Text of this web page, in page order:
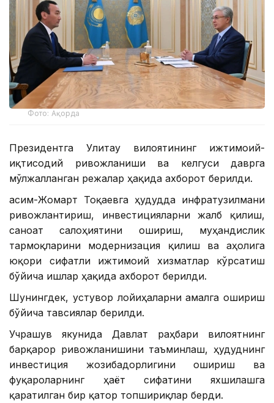
Фото: Ақорда
Президентга Улитау вилоятининг ижтимоий-
иқтисодий ривожланиши ва келгуси даврга
мўлжалланган режалар ҳақида ахборот берилди.
Қасим-Жомарт Тоқаевга ҳудудда инфратузилмани
ривожлантириш, инвестицияларни жалб қилиш,
саноат салоҳиятини ошириш, муҳандислик
тармоқларини модернизация қилиш ва аҳолига
юқори сифатли ижтимоий хизматлар кўрсатиш
бўйича ишлар ҳақида ахборот берилди.
Шунингдек, устувор лойиҳаларни амалга ошириш
бўйича тавсиялар берилди.
Учрашув якунида Давлат раҳбари вилоятнинг
барқарор ривожланишини таъминлаш, ҳудуднинг
инвестиция жозибадорлигини ошириш ва
фуқароларнинг ҳаёт сифатини яхшилашга
қаратилган бир қатор топшириқлар берди.